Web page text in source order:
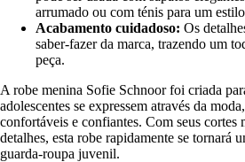
arrumado ou com ténis para um
Acabamento cuidadoso: Os
saber-fazer da marca, trazendo um
peça.
A robe menina Sofie Schnoor foi criada
adolescentes se expressem através da
confortáveis e confiantes. Com seus cortes
detalhes, esta robe rapidamente se tornará
guarda-roupa juvenil.